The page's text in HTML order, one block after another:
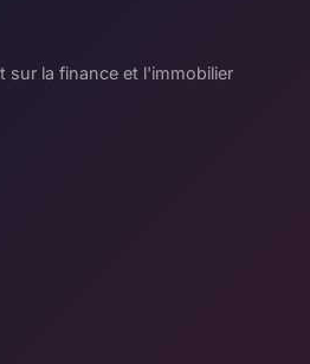
sur la finance et l'immobilier